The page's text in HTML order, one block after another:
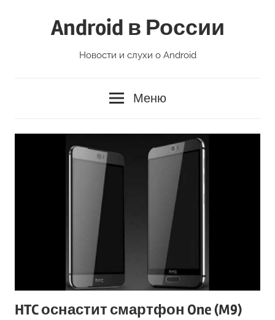
Android в России
Новости и слухи о Android
Меню
HTC оснастит смартфон One (M9)